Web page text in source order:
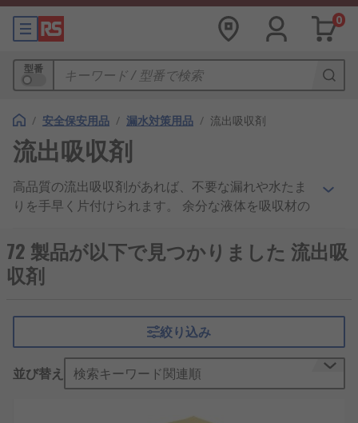
0
型番
/ 安全保安用品 / 漏水対策用品 / 流出吸収剤
流出吸収剤
高品質の流出吸収剤があれば、不要な漏れや水たま
りを手早く片付けられます。 余分な液体を吸収材の
す。 通常、流出吸収剤は、自重の何倍もの液体また
は油を吸収して保持でき、 しばしばフォークリフト
やその他の作業車によって操作するのに十分な強度
用しています。このマットは、全体で手頃な価格に
するため大量購入も可能です。
当社では、3M、 Lubetech、 Pyrasorb、RS PROな
ど各社の流出吸収材製品を豊富に取り揃えていま
す。 また、化学薬品の流出、 オイルの流出、 海洋
72 製品が以下で見つかりました 流出吸
収剤
絞り込み
並び替え 検索キーワード関連順